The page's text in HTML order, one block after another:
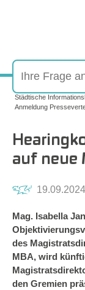
Sie sind hier:
Städtische
Anmeldung
auf neue
19.09.2024
Mag. Isabella
des
MBA, wird
den Gremien